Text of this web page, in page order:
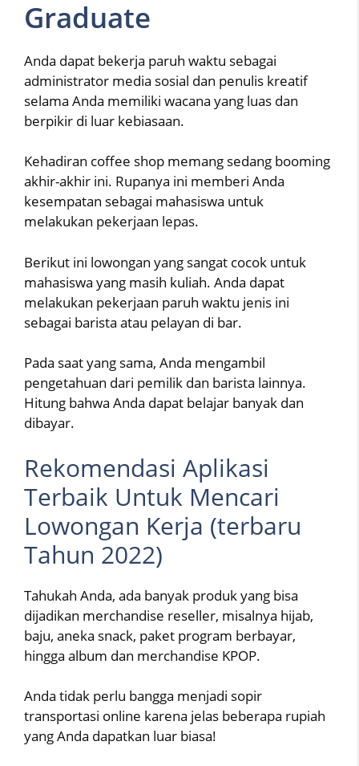
Graduate
Anda dapat bekerja paruh waktu sebagai
administrator media sosial dan penulis kreatif
selama Anda memiliki wacana yang luas dan
berpikir di luar kebiasaan.
Kehadiran coffee shop memang sedang booming
akhir-akhir ini. Rupanya ini memberi Anda
kesempatan sebagai mahasiswa untuk
melakukan pekerjaan lepas.
Berikut ini lowongan yang sangat cocok untuk
mahasiswa yang masih kuliah. Anda dapat
melakukan pekerjaan paruh waktu jenis ini
sebagai barista atau pelayan di bar.
Pada saat yang sama, Anda mengambil
pengetahuan dari pemilik dan barista lainnya.
Hitung bahwa Anda dapat belajar banyak dan
dibayar.
Rekomendasi Aplikasi
Terbaik Untuk Mencari
Lowongan Kerja (terbaru
Tahun 2022)
Tahukah Anda, ada banyak produk yang bisa
dijadikan merchandise reseller, misalnya hijab,
baju, aneka snack, paket program berbayar,
hingga album dan merchandise KPOP.
Anda tidak perlu bangga menjadi sopir
transportasi online karena jelas beberapa rupiah
yang Anda dapatkan luar biasa!